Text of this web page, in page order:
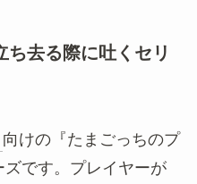
ち去る際に吐くセリ
向けの『たまごっちのプ
です。プレイヤーが